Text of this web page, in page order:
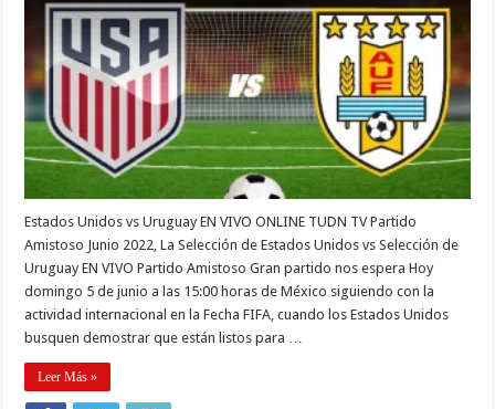
Estados Unidos vs Uruguay EN VIVO ONLINE TUDN TV Partido
Amistoso Junio 2022, La Selección de Estados Unidos vs Selección de
Uruguay EN VIVO Partido Amistoso Gran partido nos espera Hoy
domingo 5 de junio a las 15:00 horas de México siguiendo con la
actividad internacional en la Fecha FIFA, cuando los Estados Unidos
busquen demostrar que están listos para …
Leer Más »